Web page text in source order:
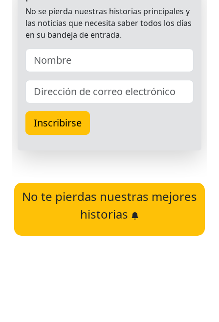
No te pierdas nuestras mejores
historias